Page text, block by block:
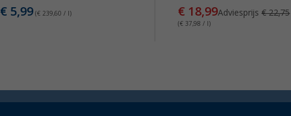
€ 5,99 (€ 239,60 / l) € 18,99Adviesprijs€ 22,75
(€ 37,98 / l)